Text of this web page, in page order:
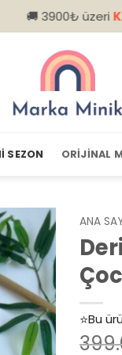
üzeri KARGO
SEZON ORIJINAL
ANA
👀Şu an
⭐️Bu
🛒39